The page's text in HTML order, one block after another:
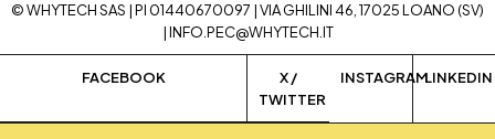
© WHYTECH SAS | PI 01440670097 | VIA GHILINI 46, 17025 LOANO (SV)
|INFO.PEC@WHYTECH.IT
FACEBOOK
X /
TWITTER
INSTAGRAMLINKEDIN